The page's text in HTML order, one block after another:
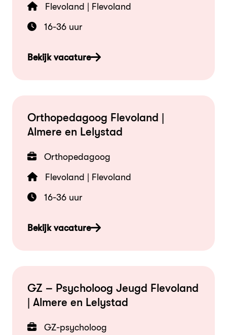
Flevoland | Flevoland
16-36 uur
Bekijk vacature
Orthopedagoog Flevoland |
Almere en Lelystad
Orthopedagoog
Flevoland | Flevoland
16-36 uur
Bekijk vacature
GZ – Psycholoog Jeugd Flevoland
| Almere en Lelystad
GZ-psycholoog